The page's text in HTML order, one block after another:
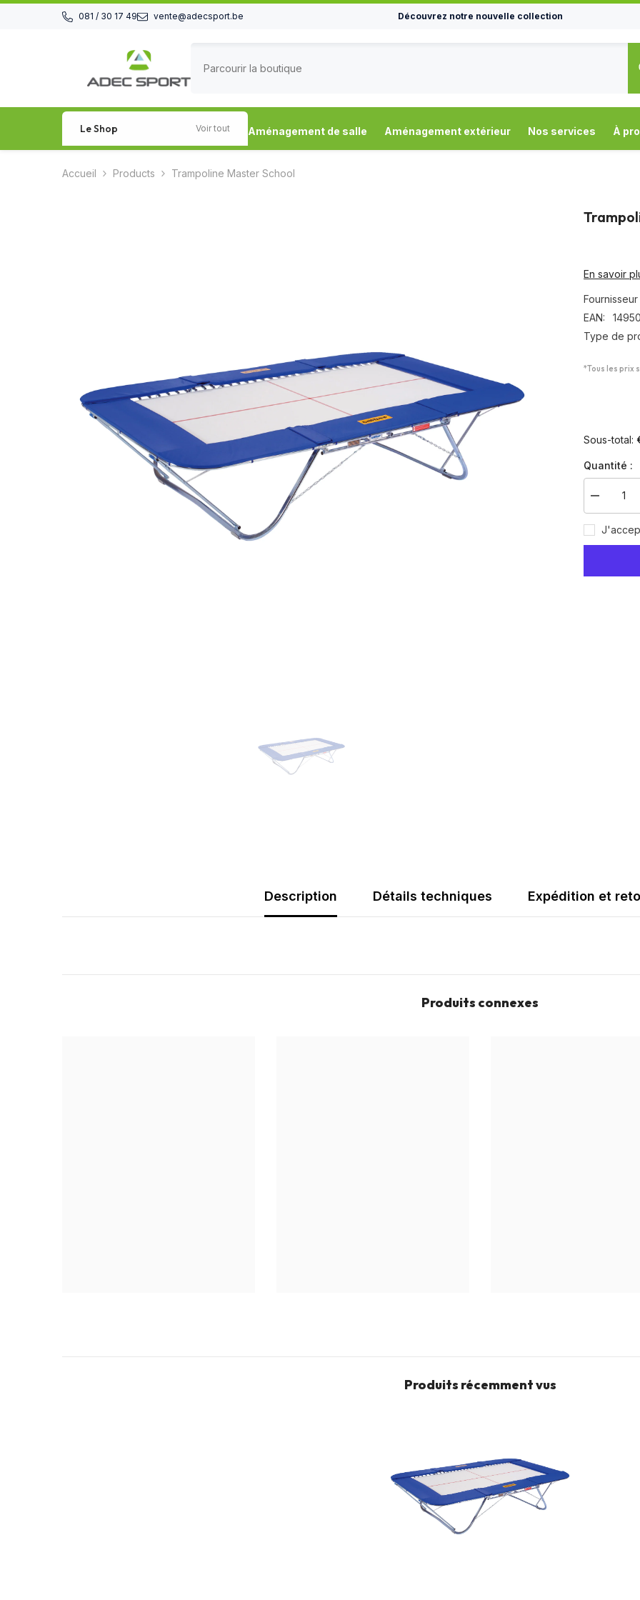
081 / 30 17 49
vente@adecsport.be Découvrez notre nouvelle collection
Le Shop Voir tout Aménagement de salle Aménagement extérieur Nos services À
Accueil Products Trampoline Master School
En savoir
Fournisseur
EAN:
Type de
*Tous les prix
Sous-total:
Quantité :
Diminuer
la
quantité
pour
Description Détails techniques Expédition et
Produits connexes
Produits récemment vus